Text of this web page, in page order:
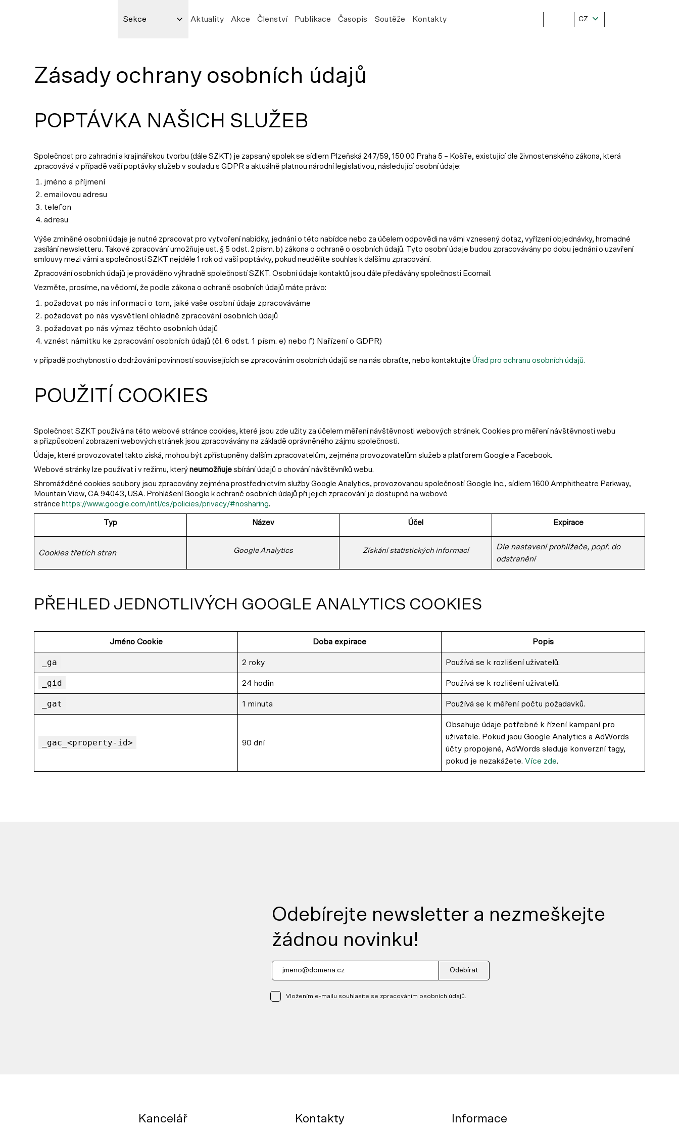
Sekce Aktuality Akce Členství Publikace Časopis Soutěže Kontakty CZ
Zásady ochrany osobních údajů
POPTÁVKA NAŠICH SLUŽEB
Společnost pro zahradní a krajinářskou tvorbu (dále SZKT) je zapsaný spolek se sídlem Plzeňská 247/59, 150 00 Praha 5 – Košíře, existující dle živnostenského zákona, která
zpracovává v případě vaší poptávky služeb v souladu s GDPR a aktuálně platnou národní legislativou, následující osobní údaje:
jméno a příjmení
emailovou adresu
telefon
adresu
Výše zmíněné osobní údaje je nutné zpracovat pro vytvoření nabídky, jednání o této nabídce nebo za účelem odpovědi na vámi vznesený dotaz, vyřízení objednávky, hromadné
zasílání newsletteru. Takové zpracování umožňuje ust. § 5 odst. 2 písm. b) zákona o ochraně o osobních údajů. Tyto osobní údaje budou zpracovávány po dobu jednání o uzavření
smlouvy mezi vámi a společností SZKT nejdéle 1 rok od vaší poptávky, pokud neudělíte souhlas k dalšímu zpracování.
Zpracování osobních údajů je prováděno výhradně společností SZKT. Osobní údaje kontaktů jsou dále předávány společnosti Ecomail.
Vezměte, prosíme, na vědomí, že podle zákona o ochraně osobních údajů máte právo:
požadovat po nás informaci o tom, jaké vaše osobní údaje zpracováváme
požadovat po nás vysvětlení ohledně zpracování osobních údajů
požadovat po nás výmaz těchto osobních údajů
vznést námitku ke zpracování osobních údajů (čl. 6 odst. 1 písm. e) nebo f) Nařízení o GDPR)
v případě pochybností o dodržování povinností souvisejících se zpracováním osobních údajů se na nás obraťte, nebo kontaktujte Úřad pro ochranu osobních údajů.
POUŽITÍ COOKIES
Společnost SZKT používá na této webové stránce cookies, které jsou zde užity za účelem měření návštěvnosti webových stránek. Cookies pro měření návštěvnosti webu
a přizpůsobení zobrazení webových stránek jsou zpracovávány na základě oprávněného zájmu společnosti.
Údaje, které provozovatel takto získá, mohou být zpřístupněny dalším zpracovatelům, zejména provozovatelům služeb a platforem Google a Facebook.
Webové stránky lze používat i v režimu, který neumožňuje sbírání údajů o chování návštěvníků webu.
Shromážděné cookies soubory jsou zpracovány zejména prostřednictvím služby Google Analytics, provozovanou společností Google Inc., sídlem 1600 Amphitheatre Parkway,
Mountain View, CA 94043, USA. Prohlášení Google k ochraně osobních údajů při jejich zpracování je dostupné na webové
stránce https://www.google.com/intl/cs/policies/privacy/#nosharing.
Typ Název Účel Expirace
Cookies třetích stran Google Analytics Získání statistických informací
Dle nastavení prohlížeče, popř. do
odstranění
PŘEHLED JEDNOTLIVÝCH GOOGLE ANALYTICS COOKIES
Jméno Cookie Doba expirace Popis
_ga 2 roky Používá se k rozlišení uživatelů.
_gid 24 hodin Používá se k rozlišení uživatelů.
_gat 1 minuta Používá se k měření počtu požadavků.
_gac_<property-id> 90 dní
Obsahuje údaje potřebné k řízení kampaní pro
uživatele. Pokud jsou Google Analytics a AdWords
účty propojené, AdWords sleduje konverzní tagy,
pokud je nezakážete. Více zde.
Odebírejte newsletter a nezmeškejte
žádnou novinku!
Odebírat
Vložením e-mailu souhlasíte se zpracováním osobních údajů.
Kancelář Informace
Kontakty